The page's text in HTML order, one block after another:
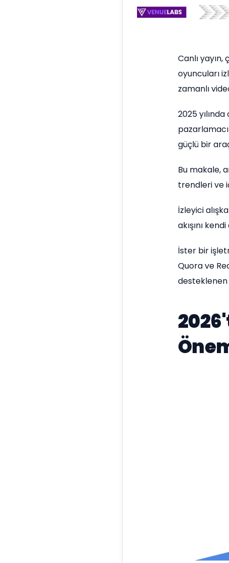
Canlı
oyuncuları
zamanlı
2025
güçlü bir
Bu makale,
trendleri ve
İzleyici
akışını
İster bir
Quora ve